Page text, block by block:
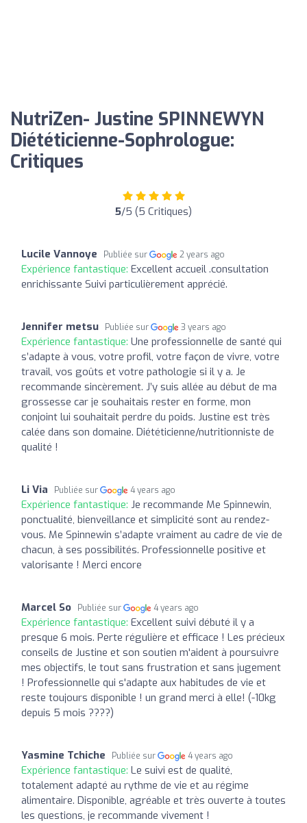
NutriZen- Justine SPINNEWYN
Diététicienne-Sophrologue:
Critiques
5/5 (5 Critiques)
Lucile Vannoye Publiée sur 2 years ago
Expérience fantastique: Excellent accueil .consultation
enrichissante Suivi particulièrement apprécié.
Jennifer metsu Publiée sur 3 years ago
Expérience fantastique: Une professionnelle de santé qui
s’adapte à vous, votre profil, votre façon de vivre, votre
travail, vos goûts et votre pathologie si il y a. Je
recommande sincèrement. J’y suis allée au début de ma
grossesse car je souhaitais rester en forme, mon
conjoint lui souhaitait perdre du poids. Justine est très
calée dans son domaine. Diététicienne/nutritionniste de
qualité !
Li Via Publiée sur 4 years ago
Expérience fantastique: Je recommande Me Spinnewin,
ponctualité, bienveillance et simplicité sont au rendez-
vous. Me Spinnewin s’adapte vraiment au cadre de vie de
chacun, à ses possibilités. Professionnelle positive et
valorisante ! Merci encore
Marcel So Publiée sur 4 years ago
Expérience fantastique: Excellent suivi débuté il y a
presque 6 mois. Perte régulière et efficace ! Les précieux
conseils de Justine et son soutien m'aident à poursuivre
mes objectifs, le tout sans frustration et sans jugement
! Professionnelle qui s'adapte aux habitudes de vie et
reste toujours disponible ! un grand merci à elle! (-10kg
depuis 5 mois ????)
Yasmine Tchiche Publiée sur 4 years ago
Expérience fantastique: Le suivi est de qualité,
totalement adapté au rythme de vie et au régime
alimentaire. Disponible, agréable et très ouverte à toutes
les questions, je recommande vivement !